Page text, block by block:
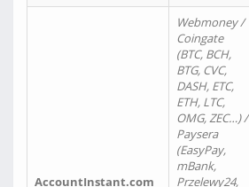
AccountInstant.com
Webmoney /
Coingate
(BTC, BCH,
BTG, CVC,
DASH, ETC,
ETH, LTC,
OMG, ZEC…) /
Paysera
(EasyPay,
mBank,
Przelewy24,